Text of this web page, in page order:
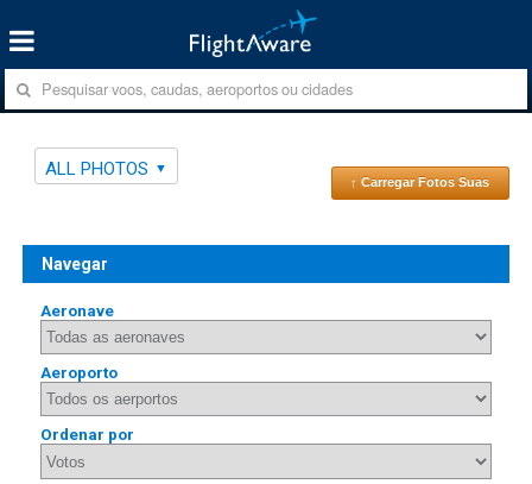
ALL PHOTOS
↑ Carregar Fotos Suas
Navegar
Aeronave
Aeroporto
Ordenar por